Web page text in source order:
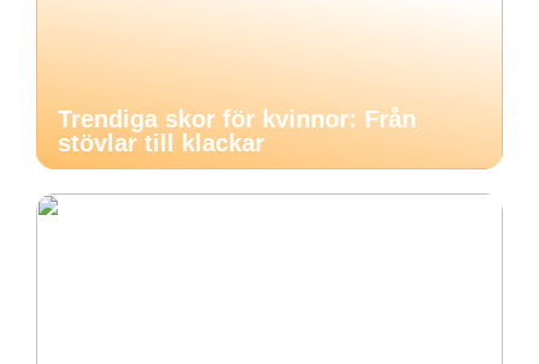
Trendiga skor för kvinnor: Från
stövlar till klackar